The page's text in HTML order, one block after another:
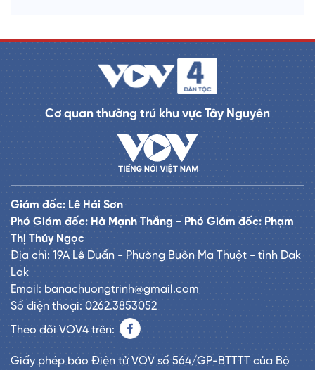
Cơ quan thường trú khu vực Tây Nguyên
Giám đốc: Lê Hải Sơn
Phó Giám đốc: Hà Mạnh Thắng - Phó Giám đốc: Phạm
Thị Thúy Ngọc
Địa chỉ: 19A Lê Duẩn - Phường Buôn Ma Thuột - tỉnh Dak
Lak
Email: banachuongtrinh@gmail.com
Số điện thoại: 0262.3853052
Theo dõi VOV4 trên:
Giấy phép báo Điện tử VOV số 564/GP-BTTTT của Bộ